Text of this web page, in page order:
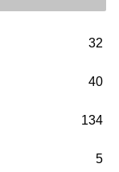
32
40
134
5